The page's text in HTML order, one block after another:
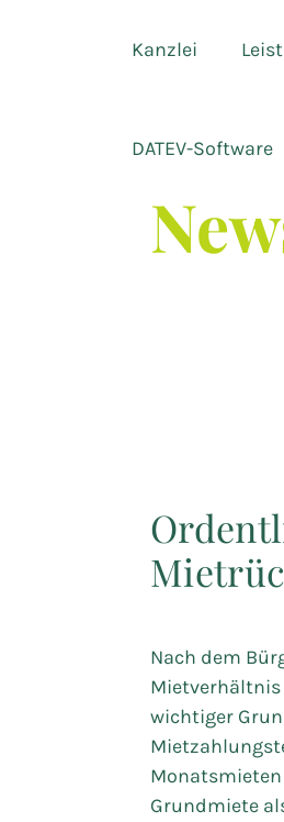
Kanzlei
DATEV-Software
Nach dem
wichtiger
Grundmiete